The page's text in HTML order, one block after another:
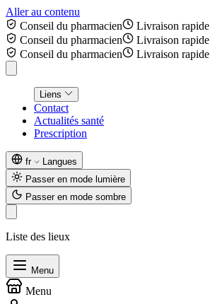
Aller au contenu
Conseil du pharmacien
Livraison rapide
Conseil du pharmacien
Livraison rapide
Conseil du pharmacien
Livraison rapide
Liens
Contact
Actualités santé
Prescription
fr
Langues
Passer en mode lumière
Passer en mode sombre
Liste des lieux
Menu
Menu